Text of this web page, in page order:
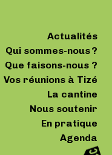
Actualités
Qui sommes-nous ?
Que faisons-nous ?
Vos réunions à Tizé
La cantine
Nous soutenir
En pratique
Agenda